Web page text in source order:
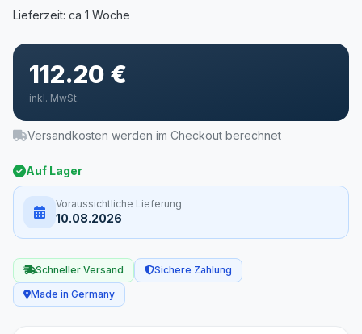
112.20 €
inkl. MwSt.
Versandkosten werden im Checkout berechnet
Auf Lager
Voraussichtliche Lieferung
10.08.2026
Schneller Versand
Sichere Zahlung
Made in Germany